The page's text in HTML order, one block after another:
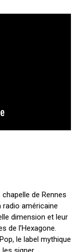
de Rennes
radio américaine
dimension et leur
de l’Hexagone.
le label mythique